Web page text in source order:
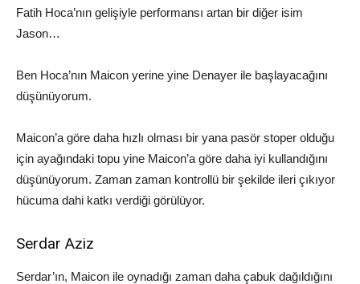
Fatih Hoca’nın gelişiyle performansı artan bir diğer isim
Jason…
Ben Hoca’nın Maicon yerine yine Denayer ile başlayacağını
düşünüyorum.
Maicon’a göre daha hızlı olması bir yana pasör stoper olduğu
için ayağındaki topu yine Maicon’a göre daha iyi kullandığını
düşünüyorum. Zaman zaman kontrollü bir şekilde ileri çıkıyor
hücuma dahi katkı verdiği görülüyor.
Serdar Aziz
Serdar’ın, Maicon ile oynadığı zaman daha çabuk dağıldığını